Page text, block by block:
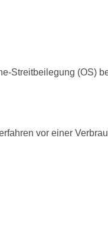
Streitbeilegung (OS)
vor einer